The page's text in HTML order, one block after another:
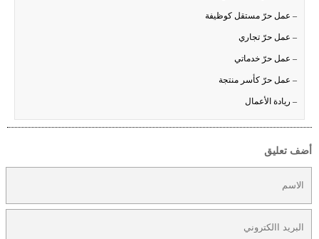
– عمل حرّ مستقل كوظيفة
– عمل حرّ تجاري
– عمل حرّ خدماتي
– عمل حرّ كأسر منتجة
– ريادة الأعمال
أضف تعليق